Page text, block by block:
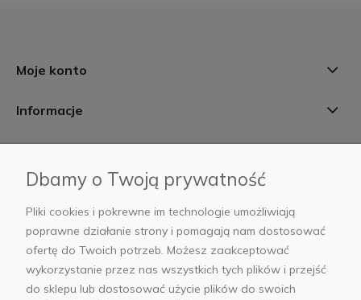
Moje konto
Informacje
AB Foto
sklep@abfoto.pl
Dbamy o Twoją prywatność
Pliki cookies i pokrewne im technologie umożliwiają
poprawne działanie strony i pomagają nam dostosować
ofertę do Twoich potrzeb. Możesz zaakceptować
wykorzystanie przez nas wszystkich tych plików i przejść
do sklepu lub dostosować użycie plików do swoich